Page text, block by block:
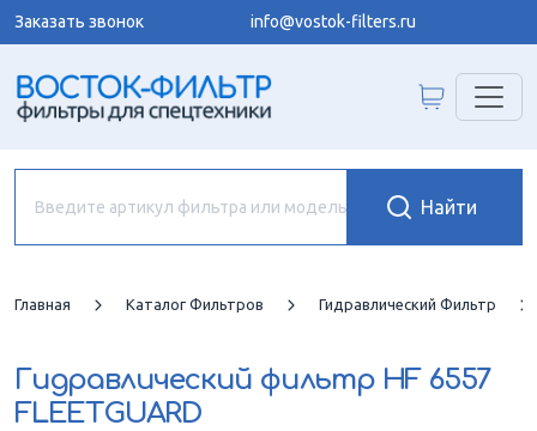
Заказать звонок info@vostok-filters.ru
Главная Каталог Фильтров Гидравлический Фильтр
Гидравлический фильтр HF 6557
FLEETGUARD